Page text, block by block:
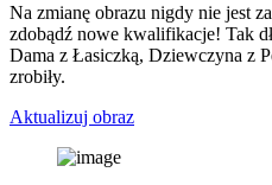
Na zmianę obrazu nigdy nie jest
zdobądź nowe kwalifikacje! Tak
Dama z Łasiczką, Dziewczyna z
zrobiły.
Aktualizuj obraz